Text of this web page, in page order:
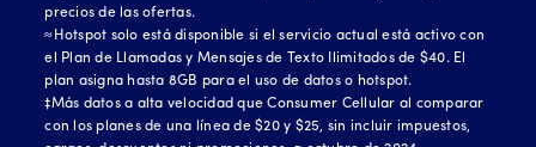
precios de las ofertas.
≈Hotspot solo está disponible si el servicio actual está activo con
el Plan de Llamadas y Mensajes de Texto Ilimitados de $40. El
plan asigna hasta 8GB para el uso de datos o hotspot.
‡Más datos a alta velocidad que Consumer Cellular al comparar
con los planes de una línea de $20 y $25, sin incluir impuestos,